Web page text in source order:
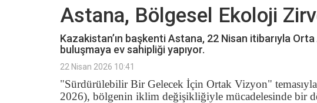
Astana, Bölgesel Ekoloji
Kazakistan’ın başkenti Astana, 22 Nisan itibarıyla
buluşmaya ev sahipliği yapıyor.
22 Nisan 2026 10:41
"Sürdürülebilir Bir Gelecek İçin Ortak Vizyon"
2026), bölgenin iklim değişikliğiyle mücadelesinde bir